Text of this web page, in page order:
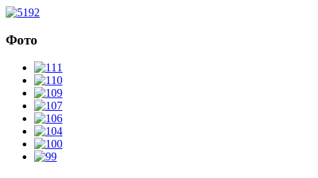
Фото